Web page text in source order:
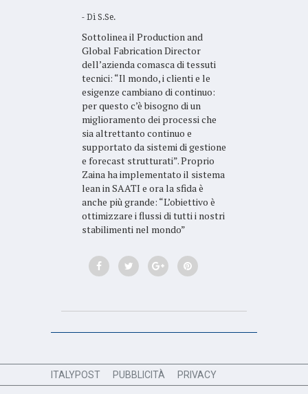
Di S.Se.
Sottolinea il Production and
Global Fabrication Director
dell’azienda comasca di tessuti
tecnici: “Il mondo, i clienti e le
esigenze cambiano di continuo:
per questo c’è bisogno di un
miglioramento dei processi che
sia altrettanto continuo e
supportato da sistemi di gestione
e forecast strutturati”. Proprio
Zaina ha implementato il sistema
lean in SAATI e ora la sfida è
anche più grande: “L’obiettivo è
ottimizzare i flussi di tutti i nostri
stabilimenti nel mondo”
ITALYPOST PUBBLICITÀ PRIVACY